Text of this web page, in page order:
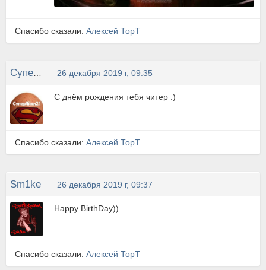
Спасибо сказали: Алексей ТорТ
26 декабря 2019 г, 09:35
С днём рождения тебя читер :)
Спасибо сказали: Алексей ТорТ
Sm1ke 26 декабря 2019 г, 09:37
Happy BirthDay))
Спасибо сказали: Алексей ТорТ